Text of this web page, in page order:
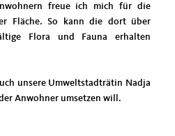
freue ich mich für die
Fläche. So kann die dort über
Flora und Fauna erhalten
unsere Umweltstadträtin Nadja
Anwohner umsetzen will.